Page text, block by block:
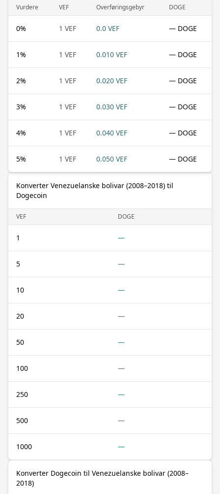
Vurdere VEF Overføringsgebyr DOGE
0% 1 VEF 0.0 VEF — DOGE
1% 1 VEF 0.010 VEF — DOGE
2% 1 VEF 0.020 VEF — DOGE
3% 1 VEF 0.030 VEF — DOGE
4% 1 VEF 0.040 VEF — DOGE
5% 1 VEF 0.050 VEF — DOGE
Konverter Venezuelanske bolivar (2008–2018) til
Dogecoin
VEF DOGE
1 —
5 —
10 —
20 —
50 —
100 —
250 —
500 —
1000 —
Konverter Dogecoin til Venezuelanske bolivar (2008–
2018)